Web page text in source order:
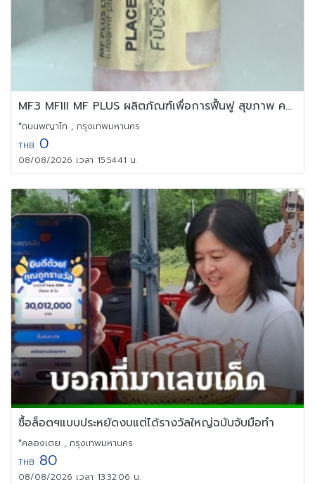
MF3 MFIII MF PLUS ผลิตภัณฑ์เพื่อการฟื้นฟู สุขภาพ ความงาม
*ถนนพญาไท , กรุงเทพมหานคร
THB 0
08/08/2026 เวลา 15:54:41 น.
ซื้อล็อตฯแบบประหยัดงบแต่ได้รางวัลใหญ่ฉบับจับมือทำ
*คลองเตย , กรุงเทพมหานคร
THB 80
08/08/2026 เวลา 13:32:06 น.